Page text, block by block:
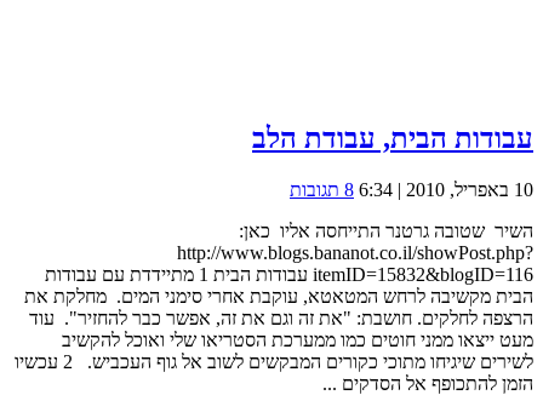
עבודות הבית, עבודת הלב
10 באפריל, 2010 | 6:34
8 תגובות
השיר שטובה גרטנר התייחסה אליו כאן:
http://www.blogs.bananot.co.il/showPost.php?
itemID=15832&blogID=116 עבודות הבית 1 מתיידדת עם עבודות
הבית מקשיבה לרחש המטאטא, עוקבת אחרי סימני המים. מחלקת את
הרצפה לחלקים. חושבת: "את זה וגם את זה, אפשר כבר להחזיר". עוד
מעט ייצאו ממני חוטים כמו ממערכת הסטריאו שלי ואוכל להקשיב
לשירים שיגיחו מתוכי כקורים המבקשים לשוב אל גוף העכביש. 2 עכשיו
הזמן להתכופף אל הסדקים ...